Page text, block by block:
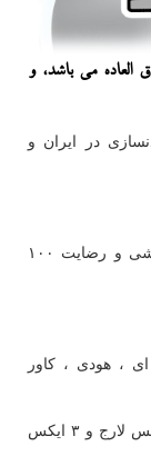
العاده می باشد، و
در ایران و
با ۲ دهه سابقه درخشان در زمینه پوشاک ورزشی و رضایت ۱۰۰
، هودی ، کاور
محصولات در سایزهای لارج ، ایکس لارج . ۲ ایکس لارج و ۳ ایکس